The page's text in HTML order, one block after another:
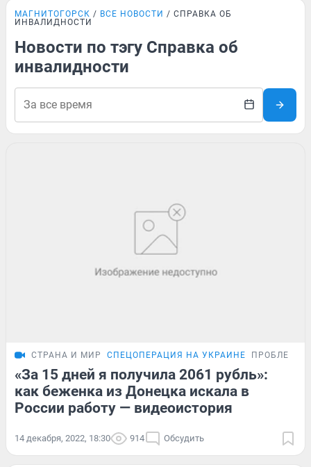
МАГНИТОГОРСК ВСЕ НОВОСТИ
СПРАВКА ОБ
ИНВАЛИДНОСТИ
Новости по тэгу Справка об
инвалидности
СТРАНА И МИР СПЕЦОПЕРАЦИЯ НА УКРАИНЕ ПРОБЛЕМА
«За 15 дней я получила 2061 рубль»:
как беженка из Донецка искала в
России работу — видеоистория
14 декабря, 2022, 18:30 914 Обсудить